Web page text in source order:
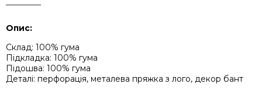
Опис:
Деталі: перфорація, металева пряжка з лого, декор бант